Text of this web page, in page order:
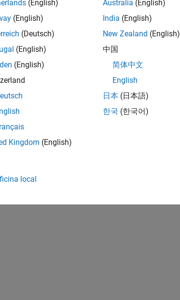
(English)
(English)
(Deutsch)
(English)
(English)
Kingdom (English)
Australia (English)
India (English)
New Zealand (English)
中国
简体中文
English
日本 (日本語)
한국 (한국어)
local